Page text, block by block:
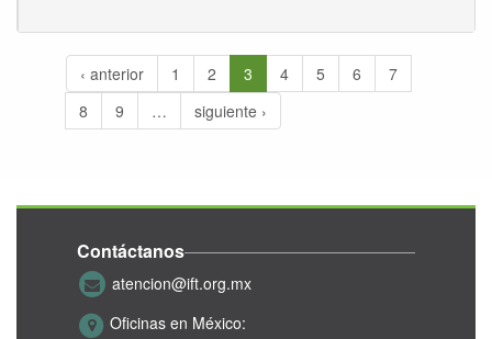
‹ anterior 1 2 3 4 5 6
7
8
9 … siguiente ›
Contáctanos
atencion@ift.org.mx
Oficinas en México: